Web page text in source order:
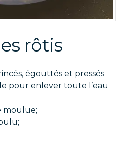
rôtis
égouttés et pressés
pour enlever toute l’eau
moulue;